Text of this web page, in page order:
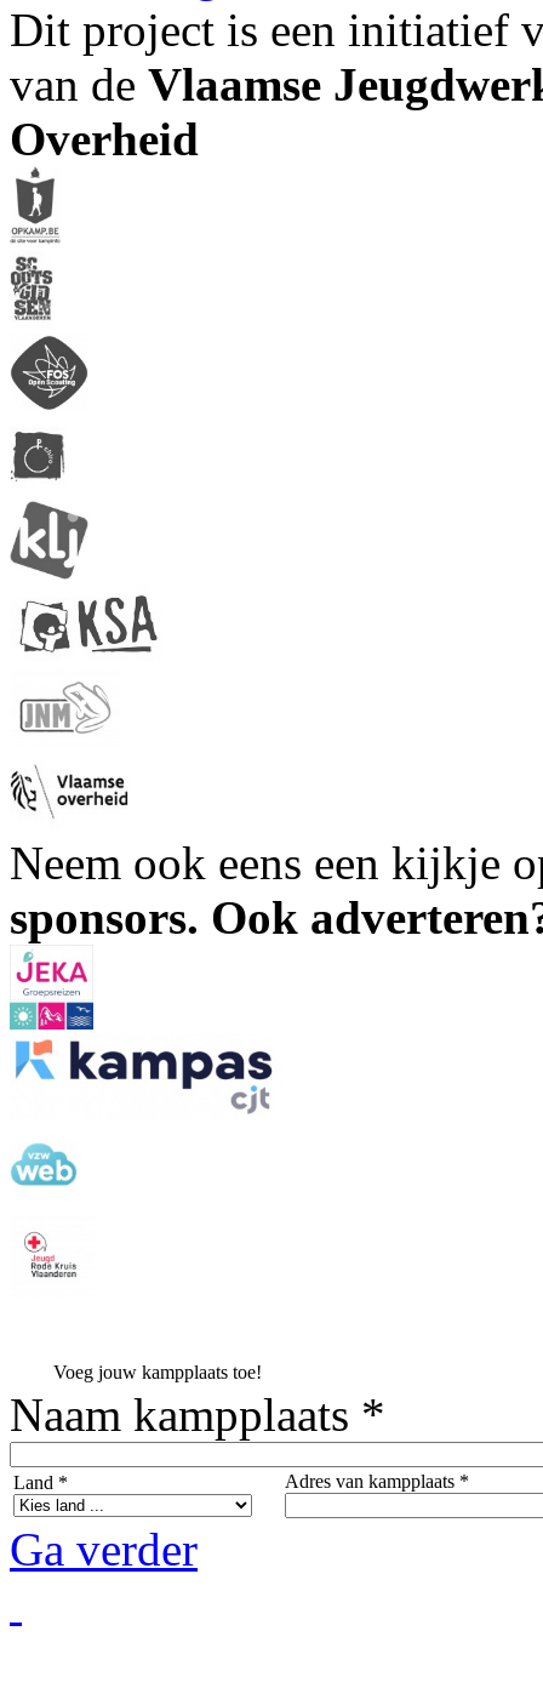
Dit project is een initiatief
van de Vlaamse
Overheid
Neem ook eens een kijkje
sponsors. Ook
Voeg jouw kampplaats toe!
Naam kampplaats *
Land * Adres van kampplaats *
Ga verder